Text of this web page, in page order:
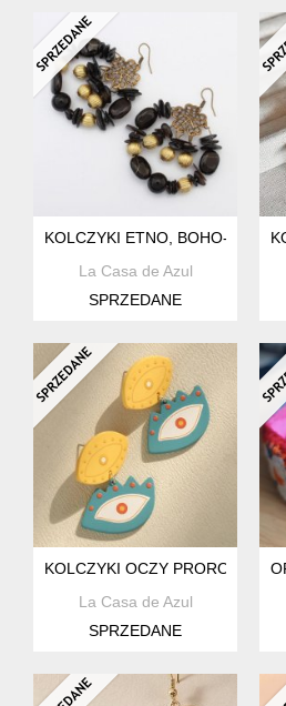
KOLCZYKI ETNO, BOHO-
La Casa de Azul
SPRZEDANE
KOLCZYKI OCZY PROROKA
La Casa de Azul
SPRZEDANE